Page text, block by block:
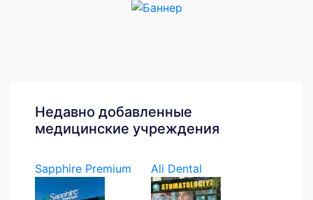
Недавно добавленные
медицинские учреждения
Sapphire Premium Ali Dental